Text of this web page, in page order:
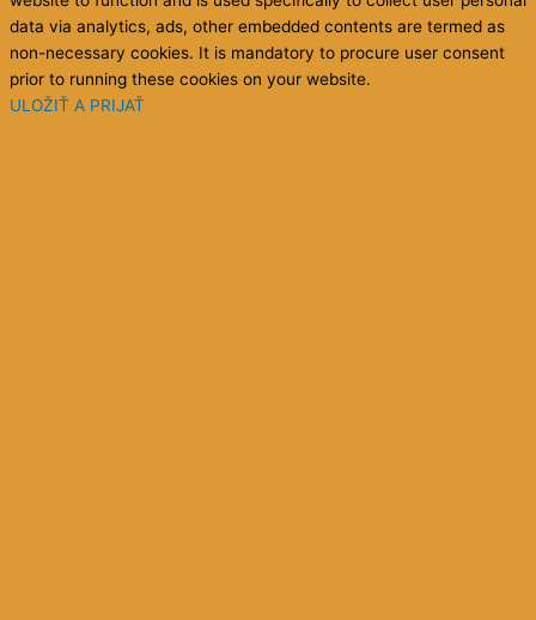
data via analytics, ads, other embedded contents are termed as
non-necessary cookies. It is mandatory to procure user consent
prior to running these cookies on your website.
ULOŽIŤ A PRIJAŤ